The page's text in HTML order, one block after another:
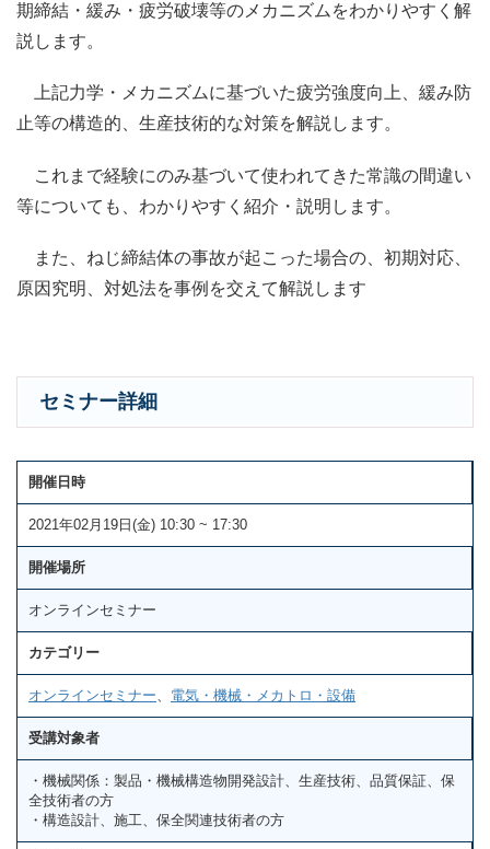
期締結・緩み・疲労破壊等のメカニズムをわかりやすく解
説します。
上記力学・メカニズムに基づいた疲労強度向上、緩み防
止等の構造的、生産技術的な対策を解説します。
これまで経験にのみ基づいて使われてきた常識の間違い
等についても、わかりやすく紹介・説明します。
また、ねじ締結体の事故が起こった場合の、初期対応、
原因究明、対処法を事例を交えて解説します
セミナー詳細
開催日時
2021年02月19日(金) 10:30 ~ 17:30
開催場所
オンラインセミナー
カテゴリー
オンラインセミナー、 電気・機械・メカトロ・設備
受講対象者
・機械関係：製品・機械構造物開発設計、生産技術、品質保証、保
全技術者の方
・構造設計、施工、保全関連技術者の方